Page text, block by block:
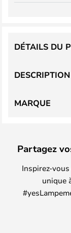
DÉTAILS DU
MARQUE
Partagez
Inspirez-
unique